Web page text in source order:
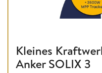
Kleines
Anker SOLIX 3